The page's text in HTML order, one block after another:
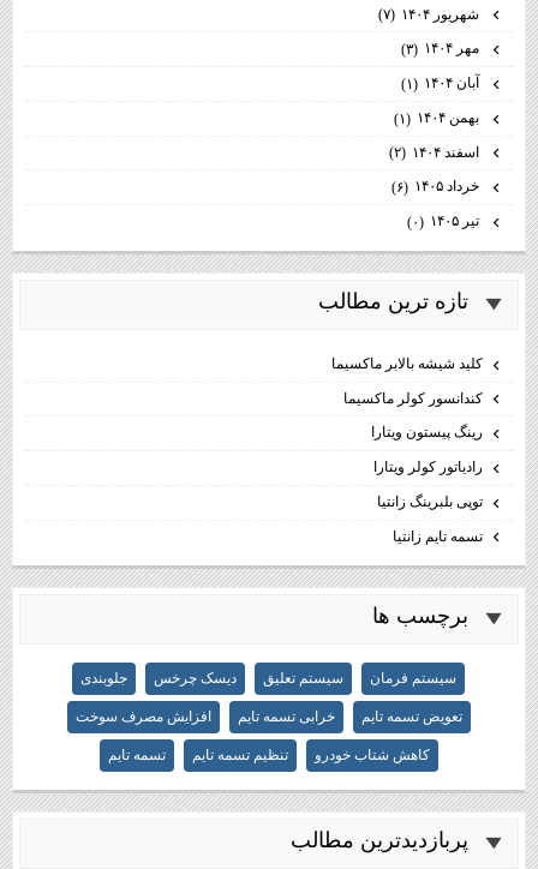
شهریور ۱۴۰۴
(۷)
مهر ۱۴۰۴
(۳)
آبان ۱۴۰۴
(۱)
بهمن ۱۴۰۴
(۱)
اسفند ۱۴۰۴
(۲)
خرداد ۱۴۰۵
(۶)
تیر ۱۴۰۵
(۰)
تازه ترين مطالب
كليد شيشه بالابر ماكسيما
كندانسور كولر ماكسيما
رینگ پیستون ویتارا
رادیاتور کولر ویتارا
توپی بلبرینگ زانتیا
تسمه تایم زانتیا
برچسب ها
سیستم فرمان سیستم تعلیق دیسک چرخس جلوبندی
تعویض تسمه تایم خرابی تسمه تایم افزایش مصرف سوخت
کاهش شتاب خودرو تنظیم تسمه تایم تسمه تایم
پربازديدترين مطالب